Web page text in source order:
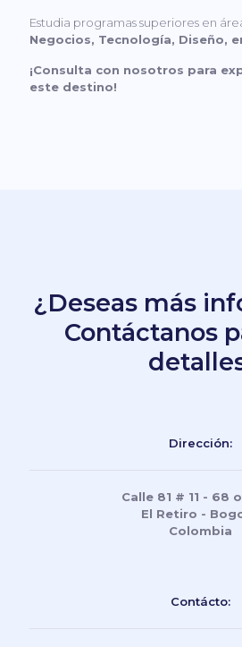
Estudia programas superiores en
Negocios, Tecnología, Diseño,
¡Consulta con nosotros para
este destino!
¿Deseas más
Contáctanos
Dirección:
Calle 81 # 11 - 68
El Retiro -
Colombia
Contácto: